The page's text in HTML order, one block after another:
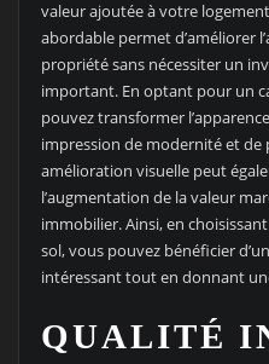
valeur ajoutée à votre
abordable permet d’améliorer
propriété sans nécessiter un
important. En optant pour un
pouvez transformer
impression de modernité et de
amélioration visuelle peut
l’augmentation de la valeur
immobilier. Ainsi, en
sol, vous pouvez bénéficier
intéressant tout en donnant
QUALITÉ